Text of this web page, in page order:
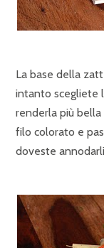
La base della
intanto scegliete
renderla più
filo colorato e
doveste